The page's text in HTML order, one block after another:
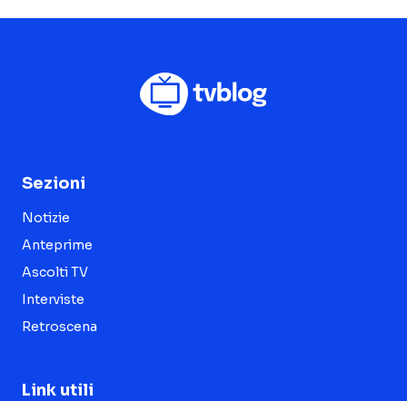
Sezioni
Notizie
Anteprime
Ascolti TV
Interviste
Retroscena
Link utili